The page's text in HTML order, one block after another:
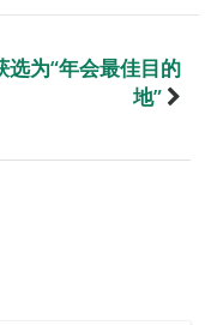
选为“年会最佳目的
地”